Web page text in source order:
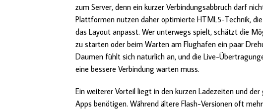
zum Server, denn ein kurzer Verbindungsabbruch darf
Plattformen nutzen daher optimierte HTML5-Technik,
das Layout anpasst. Wer unterwegs spielt, schätzt die
zu starten oder beim Warten am Flughafen ein paar
Daumen fühlt sich naturlich an, und die Live-
eine bessere Verbindung warten muss.
Ein weiterer Vorteil liegt in den kurzen Ladezeiten und
Apps benötigen. Während ältere Flash-Versionen oft